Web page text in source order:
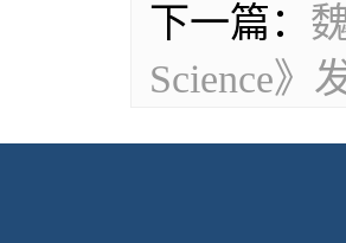
下一篇：
Science》